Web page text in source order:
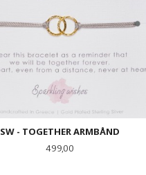
SW - TOGETHER ARMBÅND
Pris
499,00